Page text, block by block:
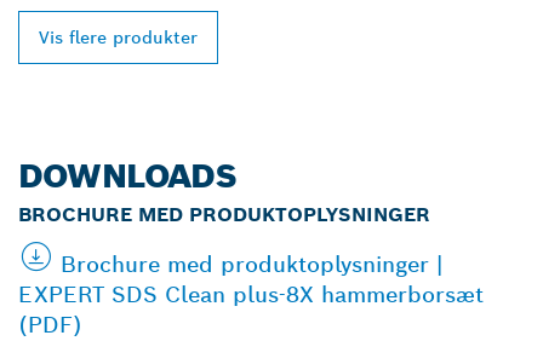
Vis flere produkter
DOWNLOADS
BROCHURE MED PRODUKTOPLYSNINGER
Brochure med produktoplysninger |
EXPERT SDS Clean plus-8X hammerborsæt
(PDF)